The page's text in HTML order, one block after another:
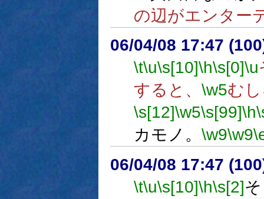
の辺がエンター
06/04/08 17:47
\t\u\s[10]\h\s[0]\u
すると、 \w5む
\s[12]\w5\s[99]\h
カモノ。 \w9\w9
06/04/08 17:47
\t\u\s[10]\h\s[2]